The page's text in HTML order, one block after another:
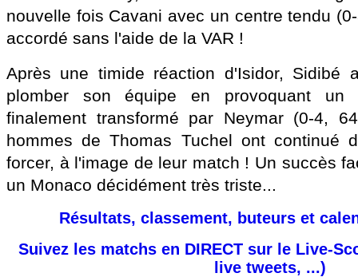
nouvelle fois Cavani avec un centre tendu
accordé sans l'aide de la VAR !
Après une timide réaction d'Isidor, Sidibé
plomber son équipe en provoquant un
finalement transformé par Neymar (0-4,
hommes de Thomas Tuchel ont continué
forcer, à l'image de leur match ! Un succès
un Monaco décidément très triste...
Résultats, classement, buteurs et
Suivez les matchs en DIRECT sur le Live-
live tweets, ...)